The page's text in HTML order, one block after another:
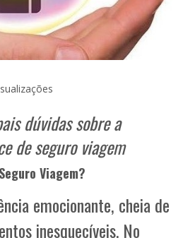
dúvidas sobre a
de seguro viagem
Viagem?
emocionante, cheia de
inesquecíveis. No